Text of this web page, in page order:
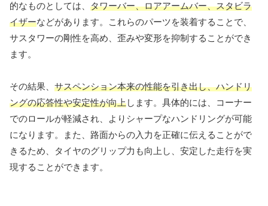
的なものとしては、 タワーバー、ロアアームバー、スタビラ
イザーなどがあります。これらのパーツを装着することで、
サスタワーの剛性を高め、歪みや変形を抑制することができ
ます。
その結果、 サスペンション本来の性能を引き出し、ハンドリ
ングの応答性や安定性が向上します。具体的には、コーナー
でのロールが軽減され、よりシャープなハンドリングが可能
になります。また、路面からの入力を正確に伝えることがで
きるため、タイヤのグリップ力も向上し、安定した走行を実
現することができます。